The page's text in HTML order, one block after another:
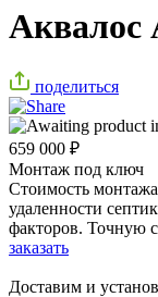
Аквалос
поделиться
659 000 ₽
Монтаж под ключ
Стоимость
удаленности
факторов. Точную
заказать
Доставим и